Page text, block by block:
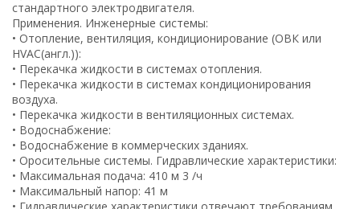
Водонагреватель для фитнесс-центра и ФОК
Водонагреватель для гостиницы
Расчет пластинчатого теплообменника
Схема подключения бойлера (водонагревателя)
с системе ГВС
стандартного электродвигателя.
Применения. Инженерные системы:
• Отопление, вентиляция, кондиционирование (ОВК или
HVAC(англ.)):
• Перекачка жидкости в системах отопления.
• Перекачка жидкости в системах кондиционирования
воздуха.
• Перекачка жидкости в вентиляционных системах.
• Водоснабжение:
• Водоснабжение в коммерческих зданиях.
• Оросительные системы. Гидравлические характеристики:
• Максимальная подача: 410 м 3 /ч
• Максимальный напор: 41 м